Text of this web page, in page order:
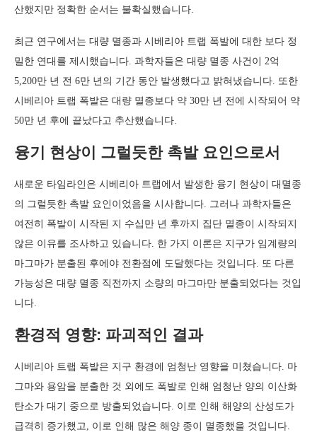
산했지만 정확한 순서는 불확실했습니다.
최근 연구에서는 대량 멸종과 시베리아 트랩 폭발에 대한 보다 정
밀한 연대를 제시했습니다. 과학자들은 대량 멸종 사건이 2억
5,200만 년 전 6만 년의 기간 동안 발생했다고 밝혀냈습니다. 또한
시베리아 트랩 폭발은 대량 멸종보다 약 30만 년 전에 시작되어 약
50만 년 후에 끝났다고 추산했습니다.
융기 현상이 그럴듯한 촉발 요인으로서
새로운 타임라인은 시베리아 트랩에서 발생한 융기 현상이 대멸종
의 그럴듯한 촉발 요인이었음을 시사합니다. 그러나 과학자들은
여전히 폭발이 시작된 지 수십만 년 후까지 집단 멸종이 시작되지
않은 이유를 조사하고 있습니다. 한 가지 이론은 지구가 임계량의
마그마가 분출된 후에야 전환점에 도달했다는 것입니다. 또 다른
가능성은 대량 멸종 직전까지 소량의 마그마만 분출되었다는 것입
니다.
환경적 영향: 파괴적인 결과
시베리아 트랩 폭발은 지구 환경에 엄청난 영향을 미쳤습니다. 마
그마와 용암을 분출한 것 외에도 폭발로 인해 엄청난 양의 이산화
탄소가 대기 중으로 방출되었습니다. 이로 인해 해양의 산성도가
급격히 증가했고, 이로 인해 많은 해양 종이 멸종했을 것입니다.